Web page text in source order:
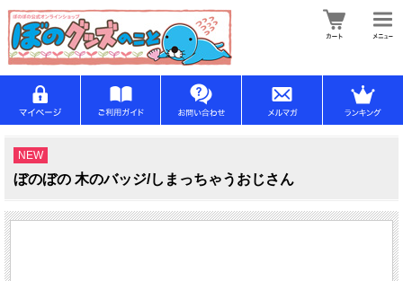
NEW
ぼのぼの 木のバッジ/しまっちゃうおじさん